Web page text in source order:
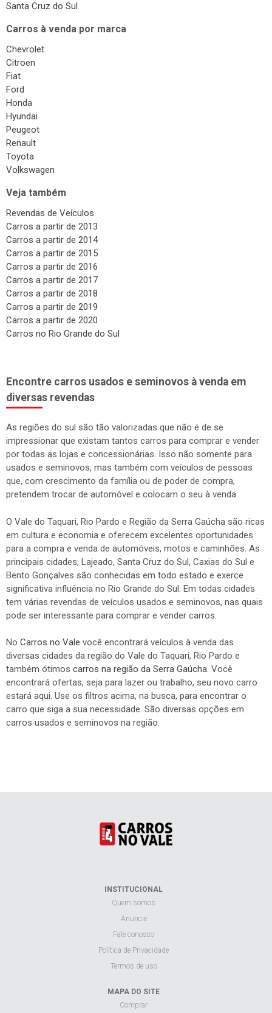
Santa Cruz do Sul
Carros à venda por marca
Chevrolet
Citroen
Fiat
Ford
Honda
Hyundai
Peugeot
Renault
Toyota
Volkswagen
Veja também
Revendas de Veículos
Carros a partir de 2013
Carros a partir de 2014
Carros a partir de 2015
Carros a partir de 2016
Carros a partir de 2017
Carros a partir de 2018
Carros a partir de 2019
Carros a partir de 2020
Carros no Rio Grande do Sul
Encontre carros usados e seminovos à venda em
diversas revendas
As regiões do sul são tão valorizadas que não é de se
impressionar que existam tantos carros para comprar e vender
por todas as lojas e concessionárias. Isso não somente para
usados e seminovos, mas também com veículos de pessoas
que, com crescimento da família ou de poder de compra,
pretendem trocar de automóvel e colocam o seu à venda.
O Vale do Taquari, Rio Pardo e Região da Serra Gaúcha são ricas
em cultura e economia e oferecem excelentes oportunidades
para a compra e venda de automóveis, motos e caminhões. As
principais cidades, Lajeado, Santa Cruz do Sul, Caxias do Sul e
Bento Gonçalves são conhecidas em todo estado e exerce
significativa influência no Rio Grande do Sul. Em todas cidades
tem várias revendas de veículos usados e seminovos, nas quais
pode ser interessante para comprar e vender carros.
No Carros no Vale você encontrará veículos à venda das
diversas cidades da região do Vale do Taquari, Rio Pardo e
também ótimos carros na região da Serra Gaúcha. Você
encontrará ofertas, seja para lazer ou trabalho, seu novo carro
estará aqui. Use os filtros acima, na busca, para encontrar o
carro que siga a sua necessidade. São diversas opções em
carros usados e seminovos na região.
INSTITUCIONAL
Quem somos
Anuncie
Fale conosco
Política de Privacidade
Termos de uso
MAPA DO SITE
Comprar